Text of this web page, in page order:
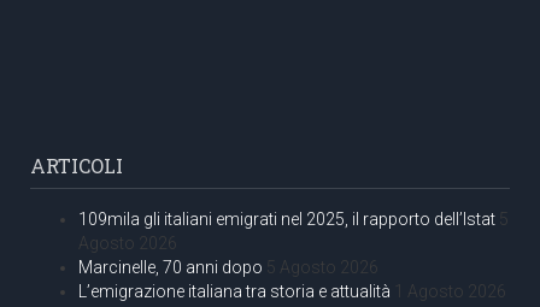
ARTICOLI
109mila gli italiani emigrati nel 2025, il rapporto dell’Istat 5
Agosto 2026
Marcinelle, 70 anni dopo 5 Agosto 2026
L’emigrazione italiana tra storia e attualità 1 Agosto 2026